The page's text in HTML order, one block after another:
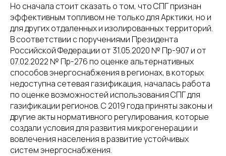
Но сначала стоит сказать о том, что СПГ признан
эффективным топливом не только для Арктики, но и
для других отдаленных и изолированных территорий.
В соответствии с поручениями Президента
Российской Федерации от 31.05.2020 № Пр-907 и от
07.02.2022 № Пр-276 по оценке альтернативных
способов энергоснабжения в регионах, в которых
недоступна сетевая газификация, началась работа
по оценке возможностей использования СПГ для
газификации регионов. С 2019 года приняты законы и
другие акты нормативного регулирования, которые
создали условия для развития микрогенерации и
вовлечения населения в развитие устойчивых
систем энергоснабжения.